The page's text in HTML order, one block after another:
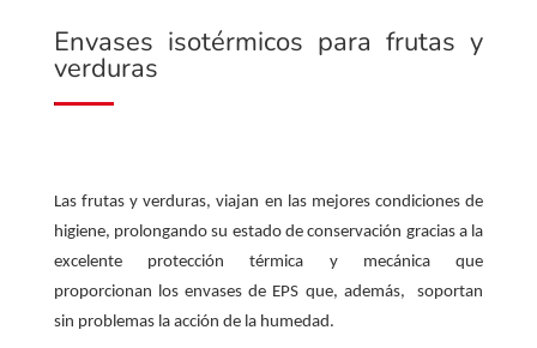
Envases isotérmicos para frutas y
verduras
Las frutas y verduras, viajan en las mejores condiciones de
higiene, prolongando su estado de conservación gracias a la
excelente protección térmica y mecánica que
proporcionan los envases de EPS que, además, soportan
sin problemas la acción de la humedad.